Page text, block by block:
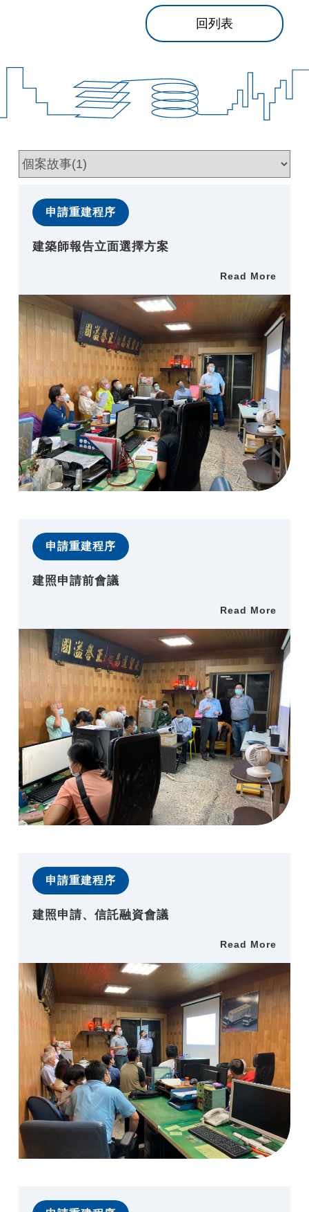
回列表
申請重建程序
建築師報告立面選擇方案
Read More
申請重建程序
建照申請前會議
Read More
申請重建程序
建照申請、信託融資會議
Read More